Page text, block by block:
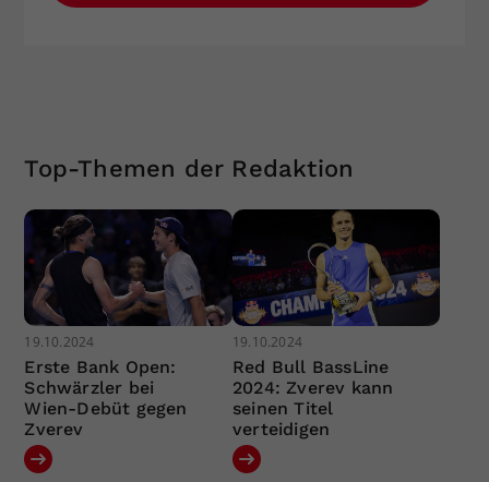
Top-Themen der Redaktion
19.10.2024
Erste Bank Open:
Schwärzler bei
Wien-Debüt gegen
Zverev
19.10.2024
Red Bull BassLine
2024: Zverev kann
seinen Titel
verteidigen